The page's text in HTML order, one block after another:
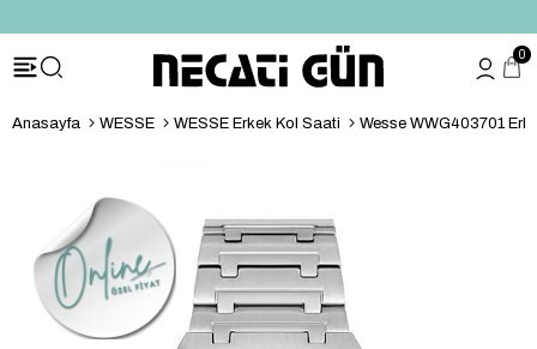
0
Anasayfa WESSE WESSE Erkek Kol Saati Wesse WWG403701